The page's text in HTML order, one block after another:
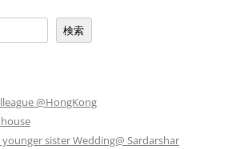
検索
@HongKong
house
sister Wedding@ Sardarshar